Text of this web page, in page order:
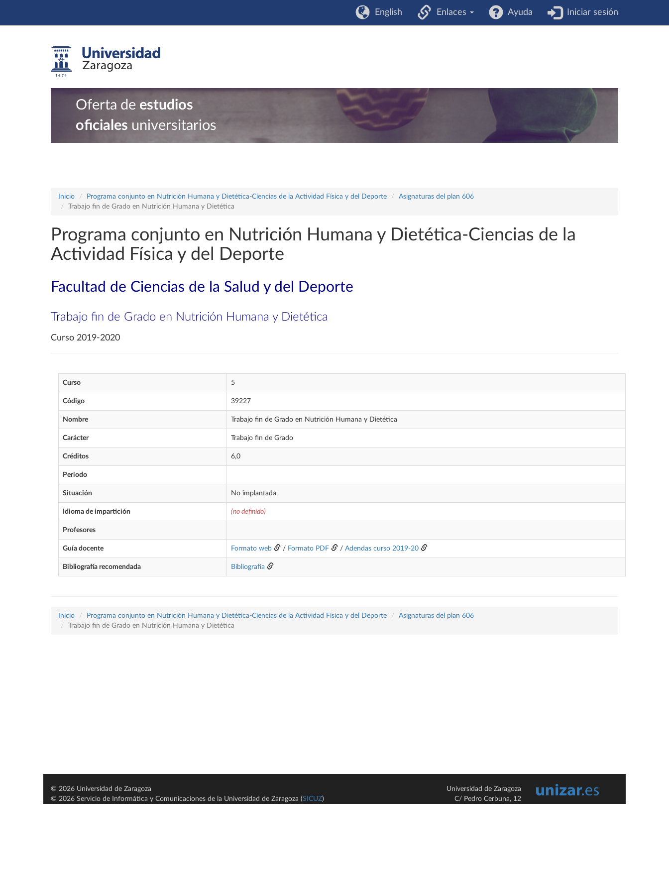
English Enlaces Ayuda Iniciar sesión
Oferta de estudios
oficiales universitarios
Inicio Programa conjunto en Nutrición Humana y Dietética-Ciencias de la Actividad Física y del Deporte
Asignaturas del plan 606
Trabajo fin de Grado en Nutrición Humana y Dietética
Programa conjunto en Nutrición Humana y Dietética-Ciencias de la
Actividad Física y del Deporte
Facultad de Ciencias de la Salud y del Deporte
Trabajo fin de Grado en Nutrición Humana y Dietética
Curso 2019-2020
Curso 5
Código 39227
Nombre Trabajo fin de Grado en Nutrición Humana y Dietética
Carácter Trabajo fin de Grado
Créditos 6,0
Periodo
Situación No implantada
Idioma de impartición (no definido)
Profesores
Guía docente Formato web / Formato PDF / Adendas curso 2019-20
Bibliografía recomendada Bibliografía
Inicio Programa conjunto en Nutrición Humana y Dietética-Ciencias de la Actividad Física y del Deporte
Asignaturas del plan 606
Trabajo fin de Grado en Nutrición Humana y Dietética
© 2026 Universidad de Zaragoza
© 2026 Servicio de Informática y Comunicaciones de la Universidad de Zaragoza (SICUZ)
Universidad de Zaragoza
C/ Pedro Cerbuna, 12